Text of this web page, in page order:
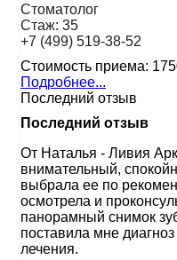
Стоматолог
Стаж: 35
+7 (499) 519-38-52
Стоимость приема:
Подробнее...
Последний отзыв
Последний отзыв
От Наталья - Ливия
внимательный,
выбрала ее по
осмотрела и
панорамный снимок
поставила мне
лечения.